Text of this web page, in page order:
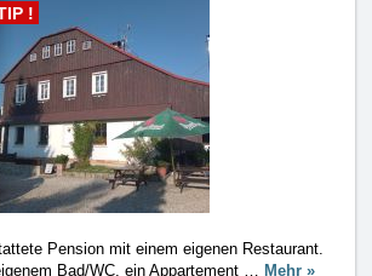
!
Pension mit einem eigenen Restaurant.
Bad/WC, ein Appartement … Mehr »